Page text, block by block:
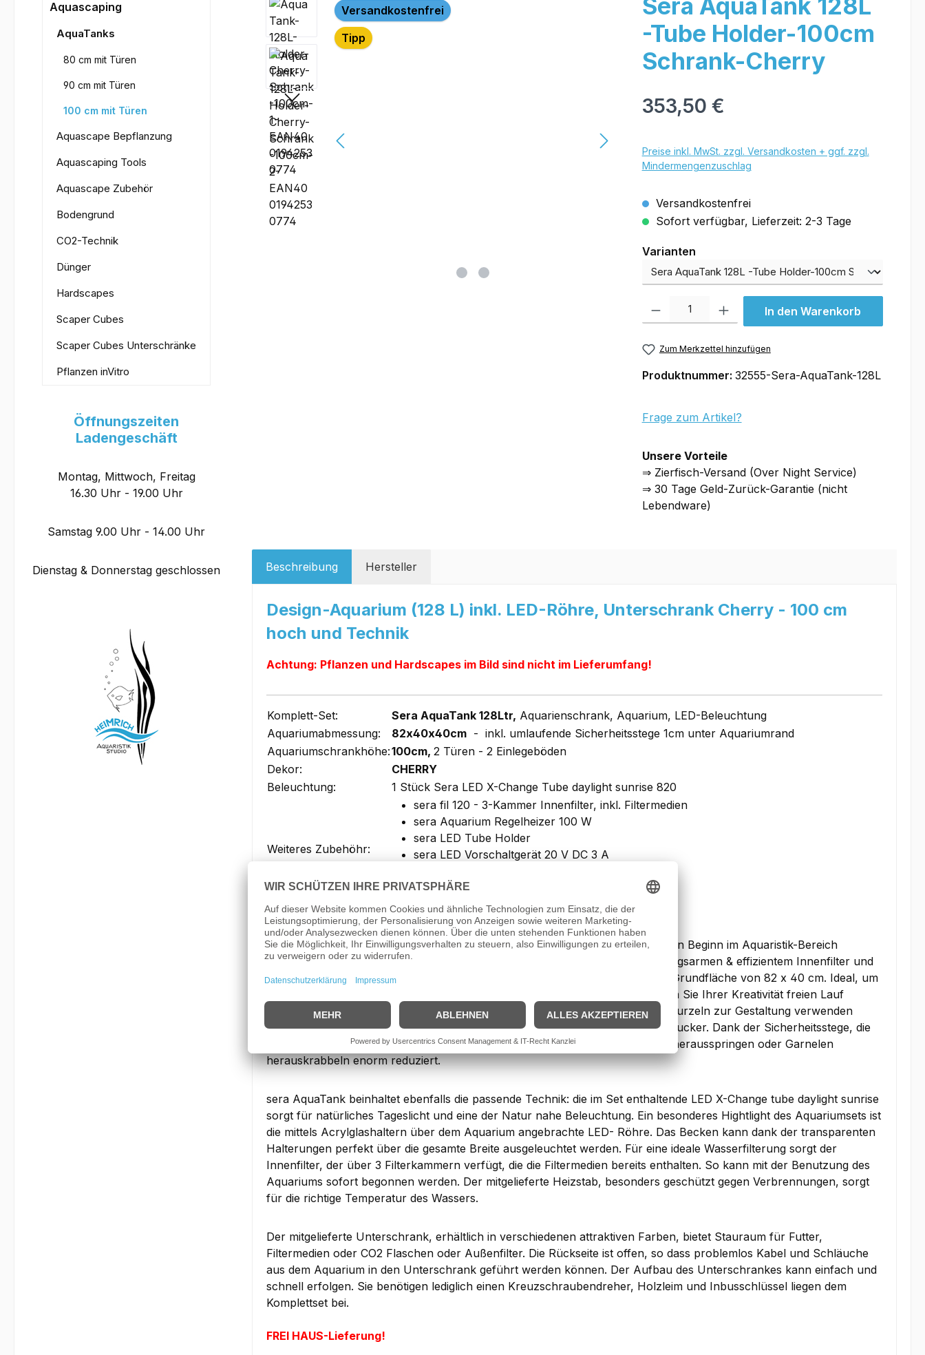
Aquascaping
AquaTanks
80 cm mit Türen
90 cm mit Türen
100 cm mit Türen
Aquascape Bepflanzung
Aquascaping Tools
Aquascape Zubehör
Bodengrund
CO2-Technik
Dünger
Hardscapes
Scaper Cubes
Scaper Cubes Unterschränke
Pflanzen inVitro
Öffnungszeiten
Ladengeschäft
Montag, Mittwoch, Freitag
16.30 Uhr - 19.00 Uhr
Samstag 9.00 Uhr - 14.00 Uhr
Dienstag & Donnerstag geschlossen
Versandkostenfrei
Tipp
Sera AquaTank 128L
-Tube Holder-100cm
Schrank-Cherry
353,50 €
Preise inkl. MwSt. zzgl. Versandkosten + ggf. zzgl.
Mindermengenzuschlag
Versandkostenfrei
Sofort verfügbar, Lieferzeit: 2-3 Tage
Varianten
Varianten
In den Warenkorb
Zum Merkzettel hinzufügen
Produktnummer: 32555-Sera-AquaTank-128L
Frage zum Artikel?
Unsere Vorteile
⇒ Zierfisch-Versand (Over Night Service)
⇒ 30 Tage Geld-Zurück-Garantie (nicht
Lebendware)
Beschreibung Hersteller
Design-Aquarium (128 L) inkl. LED-Röhre, Unterschrank Cherry - 100 cm
hoch und Technik
Achtung: Pflanzen und Hardscapes im Bild sind nicht im Lieferumfang!
Komplett-Set: Sera AquaTank 128Ltr, Aquarienschrank, Aquarium, LED-Beleuchtung
Aquariumabmessung:
82x40x40cm - inkl. umlaufende Sicherheitsstege 1cm unter Aquariumrand
Aquariumschrankhöhe:100cm, 2 Türen - 2 Einlegeböden
Dekor:
CHERRY
Beleuchtung:
1 Stück Sera LED X-Change Tube daylight sunrise 820
Weiteres Zubehöhr:
sera fil 120 - 3-Kammer Innenfilter, inkl. Filtermedien
sera Aquarium Regelheizer 100 W
sera LED Tube Holder
sera LED Vorschaltgerät 20 V DC 3 A
Für den besten Start in die Aquaristik!
Mit dem sera AquaTank 128L erhalten Sie alles, was Sie für einen problemlosen Beginn im Aquaristik-Bereich
benötigen: ein modernes Aquarium mit energiesparender Beleuchtung, wartungsarmen & effizientem Innenfilter und
Heizstab plus den passenden Unterschrank. Das Aquarium punktet mit einer Grundfläche von 82 x 40 cm. Ideal, um
vielfältige Unterwassenlandschaften zu kreieren und zu gestalten. Hier können Sie Ihrer Kreativität freien Lauf
lassen. Das Aquarium ist ohne Abdeckung, so dass Sie größere Steine oder Wurzeln zur Gestaltung verwenden
können. Diese ragen über den Aquariumrand hinaus und sind ein wahrer Hingucker. Dank der Sicherheitsstege, die
ca. 1 cm unter der Glaskante angebracht sind, ist das Risiko, dass Ihre Fische herausspringen oder Garnelen
herauskrabbeln enorm reduziert.
sera AquaTank beinhaltet ebenfalls die passende Technik: die im Set enthaltende LED X-Change tube daylight sunrise
sorgt für natürliches Tageslicht und eine der Natur nahe Beleuchtung. Ein besonderes Hightlight des Aquariumsets ist
die mittels Acrylglashaltern über dem Aquarium angebrachte LED- Röhre. Das Becken kann dank der transparenten
Halterungen perfekt über die gesamte Breite ausgeleuchtet werden. Für eine ideale Wasserfilterung sorgt der
Innenfilter, der über 3 Filterkammern verfügt, die die Filtermedien bereits enthalten. So kann mit der Benutzung des
Aquariums sofort begonnen werden. Der mitgelieferte Heizstab, besonders geschützt gegen Verbrennungen, sorgt
für die richtige Temperatur des Wassers.
Der mitgelieferte Unterschrank, erhältlich in verschiedenen attraktiven Farben, bietet Stauraum für Futter,
Filtermedien oder CO2 Flaschen oder Außenfilter. Die Rückseite ist offen, so dass problemlos Kabel und Schläuche
aus dem Aquarium in den Unterschrank geführt werden können. Der Aufbau des Unterschrankes kann einfach und
schnell erfolgen. Sie benötigen lediglich einen Kreuzschraubendreher, Holzleim und Inbusschlüssel liegen dem
Komplettset bei.
FREI HAUS-Lieferung!